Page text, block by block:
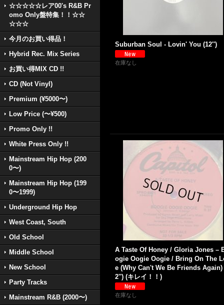
☆☆☆☆☆レア00's R&B Pr
omo Only盤特集！！☆☆
☆☆☆
今月のお買い得品！
Hybrid Rec. Mix Series
お買い得MIX CD !!
CD (Not Vinyl)
Premium (¥5000〜)
Low Price (〜¥500)
Promo Only !!
White Press Only !!
Mainstream Hip Hop (200
0〜)
Mainstream Hip Hop (199
0〜1999)
Underground Hip Hop
West Coast, South
Old School
Middle School
New School
Party Tracks
Mainstream R&B (2000〜)
Suburban Soul - Lovin' You (12'')
在庫なし
A Taste Of Honey / Gloria Jones –
ogie Oogie Oogie / Bring On The
e (Why Can't We Be Friends Again)
2'') (キレイ！！)
在庫なし